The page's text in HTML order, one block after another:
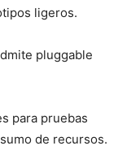
ligeros.
pluggable
para pruebas
de recursos.